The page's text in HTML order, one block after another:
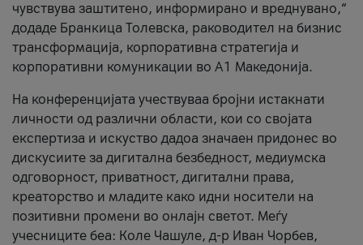
чувствува заштитено, информирано и вреднувано,“
додаде Бранкица Толевска, раководител на бизнис
трансформација, корпоративна стратегија и
корпоративни комуникации во А1 Македонија.
На конференцијата учествуваа бројни истакнати
личности од различни области, кои со својата
експертиза и искуство дадоа значаен придонес во
дискусиите за дигитална безбедност, медиумска
одговорност, приватност, дигитални права,
креаторство и младите како идни носители на
позитивни промени во онлајн светот. Меѓу
учесниците беа: Коле Чашуле, д-р Иван Чорбев,